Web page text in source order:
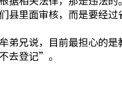
里面审核，而是要经过
弟兄说，目前最担心的
去登记”。